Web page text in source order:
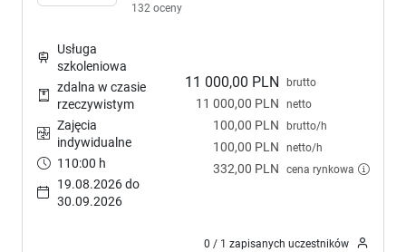
132 oceny
11 000,00 PLN brutto
11 000,00 PLN netto
100,00 PLN brutto/h
100,00 PLN netto/h
332,00 PLN cena rynkowa
Usługa
szkoleniowa
zdalna w czasie
rzeczywistym
Zajęcia
indywidualne
110:00 h
19.08.2026 do
30.09.2026
0 / 1 zapisanych uczestników